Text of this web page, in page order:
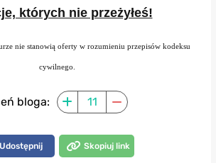
których nie przeżyłeś!
nie stanowią oferty w rozumieniu przepisów kodeksu
cywilnego.
bloga: 11
Udostępnij Skopiuj link